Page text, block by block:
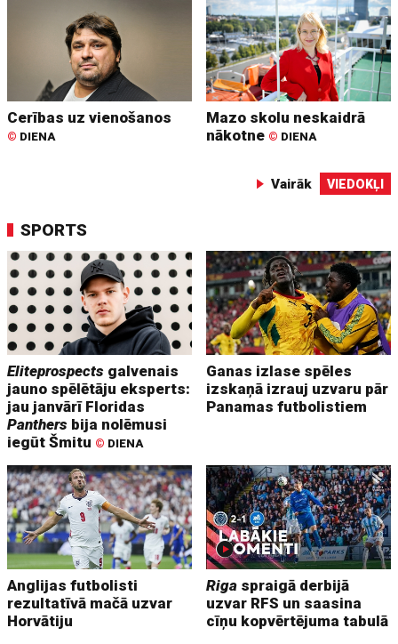
Cerības uz vienošanos
© DIENA
Mazo skolu neskaidrā
nākotne © DIENA
Vairāk VIEDOKĻI
SPORTS
Eliteprospects galvenais
jauno spēlētāju eksperts:
jau janvārī Floridas
Panthers bija nolēmusi
iegūt Šmitu © DIENA
Ganas izlase spēles
izskaņā izrauj uzvaru pār
Panamas futbolistiem
Anglijas futbolisti
rezultatīvā mačā uzvar
Horvātiju
Riga spraigā derbijā
uzvar RFS un saasina
cīņu kopvērtējuma tabulā